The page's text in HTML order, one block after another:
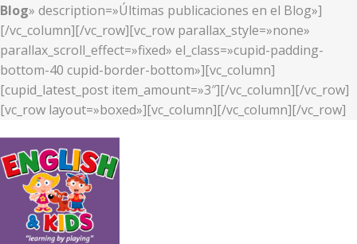
Blog» description=»Últimas publicaciones en el Blog»]
[/vc_column][/vc_row][vc_row parallax_style=»none»
parallax_scroll_effect=»fixed» el_class=»cupid-padding-
bottom-40 cupid-border-bottom»][vc_column]
[cupid_latest_post item_amount=»3″][/vc_column][/vc_row]
[vc_row layout=»boxed»][vc_column][/vc_column][/vc_row]